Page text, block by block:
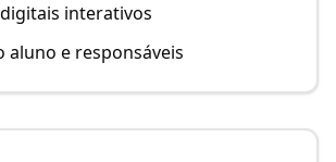
interativos
aluno e responsáveis